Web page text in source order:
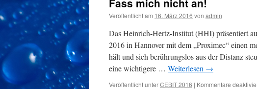
Fass mich nicht an!
Veröffentlicht am 16. März 2016 von admin
Das Heinrich-Hertz-Institut (HHI) präsentiert
2016 in Hannover mit dem „Proximec“ einen
hält und sich berührungslos aus der Distanz
eine wichtigere … Weiterlesen →
Veröffentlicht unterCEBIT 2016 | Kommentare